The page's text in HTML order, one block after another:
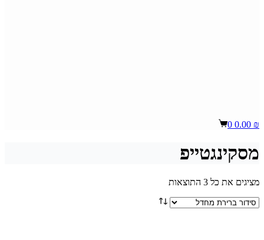
Shopping
0.00 ₪
0
מסקינגטייפ
מציגים את כל ⁦3⁩ התוצאות